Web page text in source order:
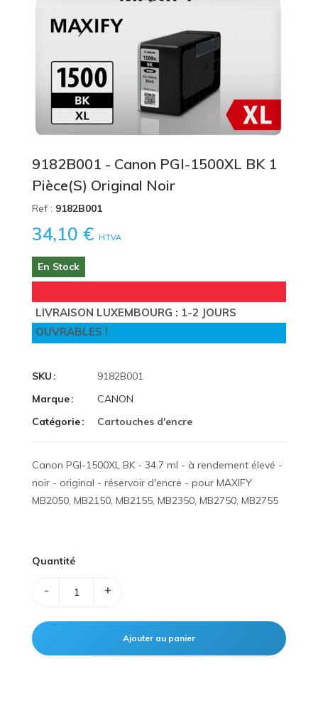
9182B001 - Canon PGI-1500XL BK 1
Pièce(s) Original Noir
Ref : 9182B001
34,10 € HTVA
En Stock
LIVRAISON LUXEMBOURG : 1-2 JOURS
OUVRABLES !
SKU
9182B001
Marque
CANON
Catégorie
Cartouches d'encre
Canon PGI-1500XL BK - 34.7 ml - à rendement élevé -
noir - original - réservoir d'encre - pour MAXIFY
MB2050, MB2150, MB2155, MB2350, MB2750, MB2755
Quantité
- +